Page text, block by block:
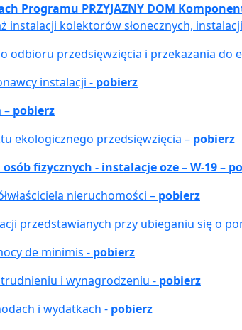
Programu PRZYJAZNY DOM
instalacji kolektorów słonecznych,
odbioru przedsięwzięcia i przekazania do
instalacji - pobierz
– pobierz
ekologicznego przedsięwzięcia – pobierz
fizycznych - instalacje oze – W-19 –
nieruchomości – pobierz
przedstawianych przy ubieganiu się o
de minimis - pobierz
i wynagrodzeniu - pobierz
i wydatkach - pobierz